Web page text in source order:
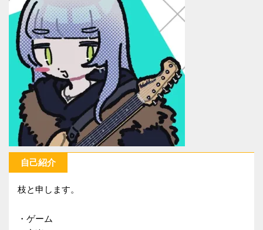
自己紹介
枝と申します。
・ゲーム